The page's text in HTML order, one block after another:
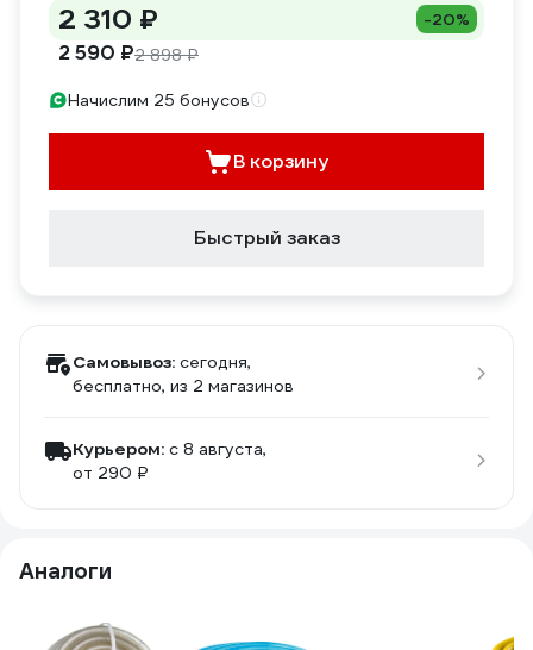
2 310 ₽ -20%
2 590 ₽2 898 ₽
Начислим 25 бонусов
В корзину
Быстрый заказ
Самовывоз: сегодня,
бесплатно, из 2 магазинов
Курьером: c 8 августа,
от 290 ₽
Аналоги